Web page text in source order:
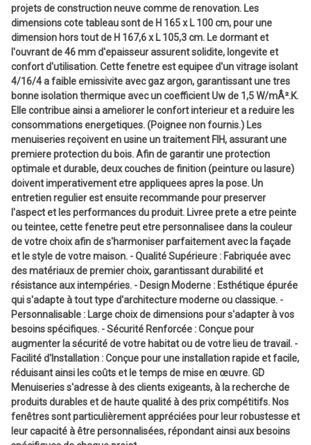
projets de construction neuve comme de renovation. Les
dimensions cote tableau sont de H 165 x L 100 cm, pour une
dimension hors tout de H 167,6 x L 105,3 cm. Le dormant et
l'ouvrant de 46 mm d'epaisseur assurent solidite, longevite et
confort d'utilisation. Cette fenetre est equipee d'un vitrage isolant
4/16/4 a faible emissivite avec gaz argon, garantissant une tres
bonne isolation thermique avec un coefficient Uw de 1,5 W/mÂ².K.
Elle contribue ainsi a ameliorer le confort interieur et a reduire les
consommations energetiques. (Poignee non fournis.) Les
menuiseries reçoivent en usine un traitement FIH, assurant une
premiere protection du bois. Afin de garantir une protection
optimale et durable, deux couches de finition (peinture ou lasure)
doivent imperativement etre appliquees apres la pose. Un
entretien regulier est ensuite recommande pour preserver
l'aspect et les performances du produit. Livree prete a etre peinte
ou teintee, cette fenetre peut etre personnalisee dans la couleur
de votre choix afin de s'harmoniser parfaitement avec la façade
et le style de votre maison. - Qualité Supérieure : Fabriquée avec
des matériaux de premier choix, garantissant durabilité et
résistance aux intempéries. - Design Moderne : Esthétique épurée
qui s'adapte à tout type d'architecture moderne ou classique. -
Personnalisable : Large choix de dimensions pour s'adapter à vos
besoins spécifiques. - Sécurité Renforcée : Conçue pour
augmenter la sécurité de votre habitat ou de votre lieu de travail. -
Facilité d'Installation : Conçue pour une installation rapide et facile,
réduisant ainsi les coûts et le temps de mise en œuvre. GD
Menuiseries s'adresse à des clients exigeants, à la recherche de
produits durables et de haute qualité à des prix compétitifs. Nos
fenêtres sont particulièrement appréciées pour leur robustesse et
leur capacité à être personnalisées, répondant ainsi aux besoins